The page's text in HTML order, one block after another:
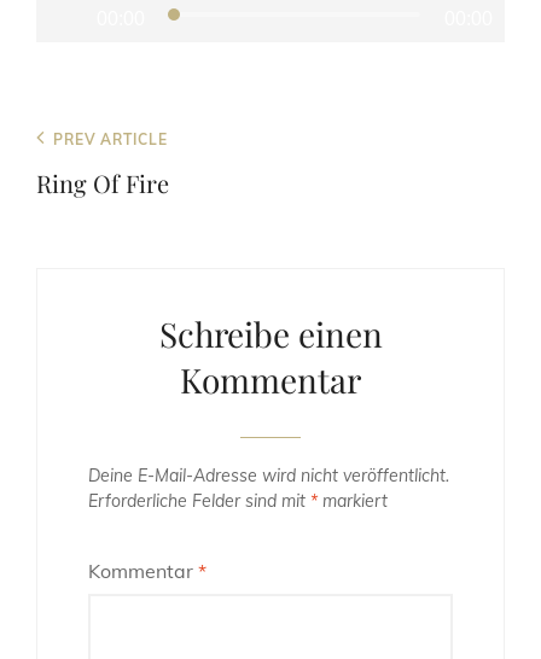
Beitragsnavigation
Previous
Post
PREV ARTICLE
Ring Of Fire
Schreibe einen
Kommentar
Deine E-Mail-Adresse wird nicht veröffentlicht.
Erforderliche Felder sind mit * markiert
Kommentar *